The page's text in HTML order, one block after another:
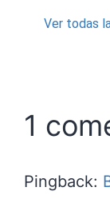
Ver todas
1
Pingback: